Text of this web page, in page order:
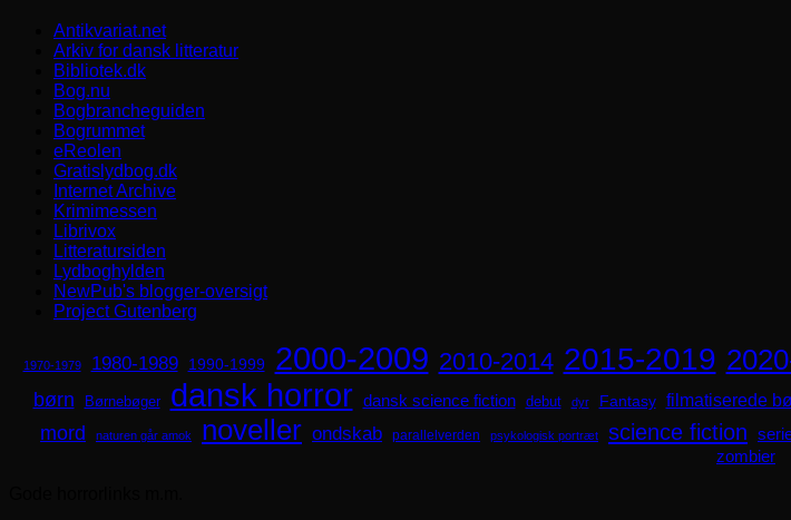
Antikvariat.net
Arkiv for dansk litteratur
Bibliotek.dk
Bog.nu
Bogbrancheguiden
Bogrummet
eReolen
Gratislydbog.dk
Internet Archive
Krimimessen
Librivox
Litteratursiden
Lydboghylden
NewPub's blogger-oversigt
Project Gutenberg
1970-1979 1980-1989 1990-1999 2000-2009 2010-2014 2015-2019
børn Børnebøger dansk horror dansk science fiction debut dyr Fantasy filmatiserede
mord naturen går amok noveller ondskab parallelverden psykologisk portræt science fiction
zombier